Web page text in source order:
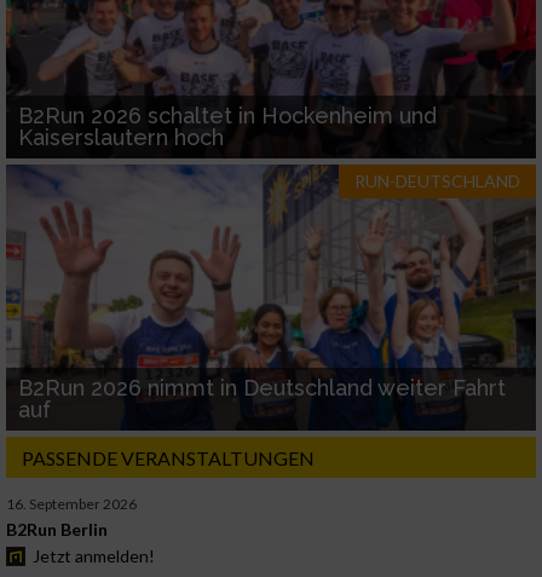
B2Run 2026 schaltet in Hockenheim und
Kaiserslautern hoch
RUN-DEUTSCHLAND
B2Run 2026 nimmt in Deutschland weiter Fahrt
auf
PASSENDE VERANSTALTUNGEN
16. September 2026
B2Run Berlin
Jetzt anmelden!